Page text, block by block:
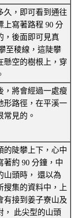
久，即可看到通往
上寫著路程 90 分
，後面即可見真
至稜線，這陡攀
懸空的樹根上，穿
，將會經過一處瘦
形路徑，在平溪一
常見的。
的陡攀上下，心中
著約 90 分鐘，中
山頭時， 還以為
搜集的資料中，上
有接到姜子寮山及
， 此尖型的山頭